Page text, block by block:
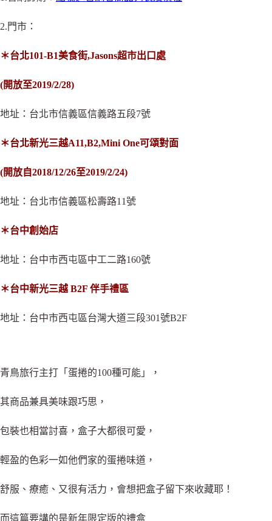
2.門市：
＊台北101-B1美食街,Jasons超市出口處
(開放至2019/2/28)
地址：台北市信義區信義路五段7號
＊台北新光三越A11,B2,Mini One可頌對面
(開放自2018/12/26至2019/2/24)
地址：台北市信義區松壽路11號
＊台中創始店
地址：台中市西屯區中工二路160號
＊台中新光三越 B2F 伴手禮區
地址：台中市西屯區台灣大道三段301號B2F
青鳥旅行主打「蛋捲的100種可能」，
其商品兼具美味跟巧思，
包裝也相當討喜，盒子大都很可愛，
輕盈的色彩一如他們家的蛋捲味道，
舒服、療癒、又很有活力，會想把盒子留下來收藏耶！
而這篇要講的是新年限定版的禮盒